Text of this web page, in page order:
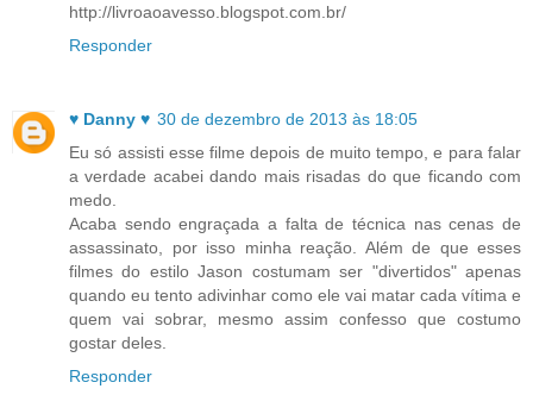
http://livroaoavesso.blogspot.com.br/
Responder
♥ Danny ♥ 30 de dezembro de 2013 às 18:05
Eu só assisti esse filme depois de muito tempo, e para falar
a verdade acabei dando mais risadas do que ficando com
medo.
Acaba sendo engraçada a falta de técnica nas cenas de
assassinato, por isso minha reação. Além de que esses
filmes do estilo Jason costumam ser "divertidos" apenas
quando eu tento adivinhar como ele vai matar cada vítima e
quem vai sobrar, mesmo assim confesso que costumo
gostar deles.
Responder